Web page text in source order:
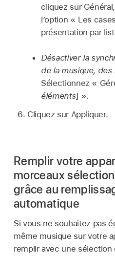
cliquez sur
l’option « Les
présentation par
Désactiver la
de la musique,
Sélectionnez «
éléments] ».
Cliquez sur Appliquer.
Remplir votre
morceaux
grâce au
automatique
Si vous ne souhaitez pas
même musique sur votre
remplir avec une